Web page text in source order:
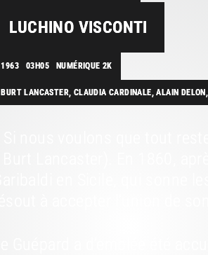
LUCHINO VISCONTI
1963 03H05 NUMÉRIQUE 2K
BURT LANCASTER, CLAUDIA CARDINALE, ALAIN
« Si nous voulons que tout
/ Burt Lancaster). En 1860,
Garibaldi en Sicile, qui sonne
résout à accepter l’union de
Le Guépard a d’emblée été